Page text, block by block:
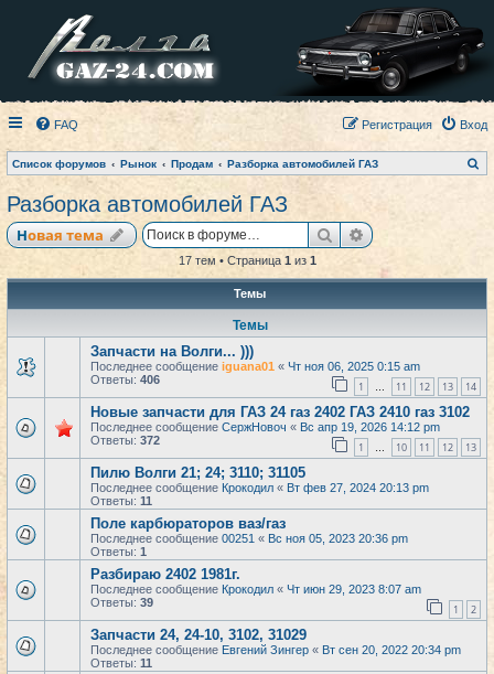
FAQ Вход
Регистрация
Список форумов Рынок Продам Разборка автомобилей ГАЗ
о
Разборка автомобилей ГАЗ
Новая тема ПоискРасширенный
17 тем • Страница 1из 1
Темы
Темы
Запчасти на Волги... )))
Последнее сообщение iguana01 « Чт ноя 06, 2025 0:15 am
Ответы: 406 1 … 11 12 13 14
Новые запчасти для ГАЗ 24 газ 2402 ГАЗ 2410 газ 3102
Последнее сообщение СержНовоч « Вс апр 19, 2026 14:12 pm
Ответы: 372 1 … 10 11 12 13
Пилю Волги 21; 24; 3110; 31105
Последнее сообщение Крокодил « Вт фев 27, 2024 20:13 pm
Ответы: 11
Поле карбюраторов ваз/газ
Последнее сообщение 00251 « Вс ноя 05, 2023 20:36 pm
Ответы: 1
Разбираю 2402 1981г.
Последнее сообщение Крокодил « Чт июн 29, 2023 8:07 am
Ответы: 39 1 2
Запчасти 24, 24-10, 3102, 31029
Последнее сообщение Евгений Зингер « Вт сен 20, 2022 20:34 pm
Ответы: 11